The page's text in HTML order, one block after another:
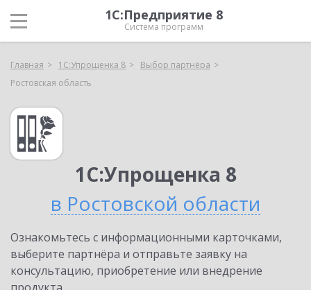
1С:Предприятие 8
Система программ
Главная 1С:Упрощенка 8
Выбор партнёра
Ростовская область
1С:Упрощенка 8
в Ростовской области
Ознакомьтесь с информационными карточками,
выберите партнёра и отправьте заявку на
консультацию, приобретение или внедрение